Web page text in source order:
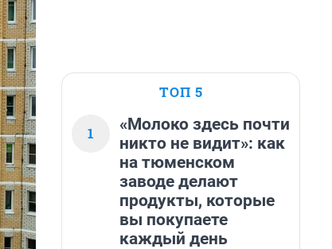
ТОП 5
1
«Молоко здесь почти
никто не видит»: как
на тюменском
заводе делают
продукты, которые
вы покупаете
каждый день